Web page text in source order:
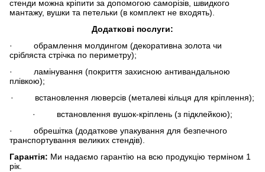
стенди можна кріпити за допомогою саморізів, швидкого
мантажу, вушки та петельки (в комплект не входять).
Додаткові послуги:
· обрамлення молдингом (декоративна золота чи
срібляста стрічка по периметру);
· ламінування (покриття захисною антивандальною
плівкою);
· встановлення люверсів (металеві кільця для кріплення);
· встановлення вушок-кріплень (з підклейкою);
· обрешітка (додаткове упакування для безпечного
транспортування великих стендів).
Гарантія: Ми надаємо гарантію на всю продукцію терміном 1
рік.